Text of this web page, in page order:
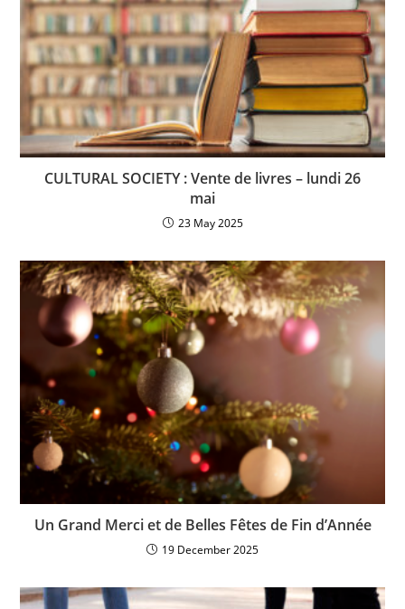
CULTURAL SOCIETY : Vente de livres – lundi 26
mai
23 May 2025
Un Grand Merci et de Belles Fêtes de Fin d’Année
19 December 2025